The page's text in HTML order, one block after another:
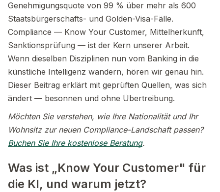
Genehmigungsquote von 99 % über mehr als 600
Staatsbürgerschafts- und Golden-Visa-Fälle.
Compliance — Know Your Customer, Mittelherkunft,
Sanktionsprüfung — ist der Kern unserer Arbeit.
Wenn dieselben Disziplinen nun vom Banking in die
künstliche Intelligenz wandern, hören wir genau hin.
Dieser Beitrag erklärt mit geprüften Quellen, was sich
ändert — besonnen und ohne Übertreibung.
Möchten Sie verstehen, wie Ihre Nationalität und Ihr
Wohnsitz zur neuen Compliance-Landschaft passen?
Buchen Sie Ihre kostenlose Beratung.
Was ist „Know Your Customer" für
die KI, und warum jetzt?